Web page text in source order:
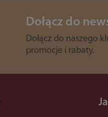
Dołącz do
Dołącz do naszego
promocje i rabaty.